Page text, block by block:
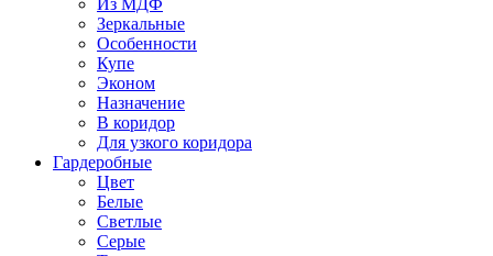
Из МДФ
Зеркальные
Особенности
Купе
Эконом
Назначение
В коридор
Для узкого коридора
Гардеробные
Цвет
Белые
Светлые
Серые